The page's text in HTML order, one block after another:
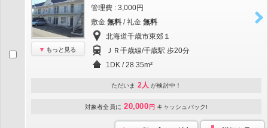
もっと見る
管理費 : 3,000円
敷金 無料 / 礼金 無料
北海道千歳市東郊１
ＪＲ千歳線/千歳駅 歩20分
1DK / 28.35m²
ただいま 2人 が検討中！
対象者全員に 20,000 円 キャッシュバック!